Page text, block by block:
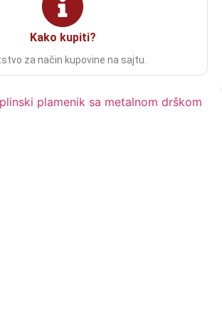
Kako kupiti?
za način kupovine na sajtu.